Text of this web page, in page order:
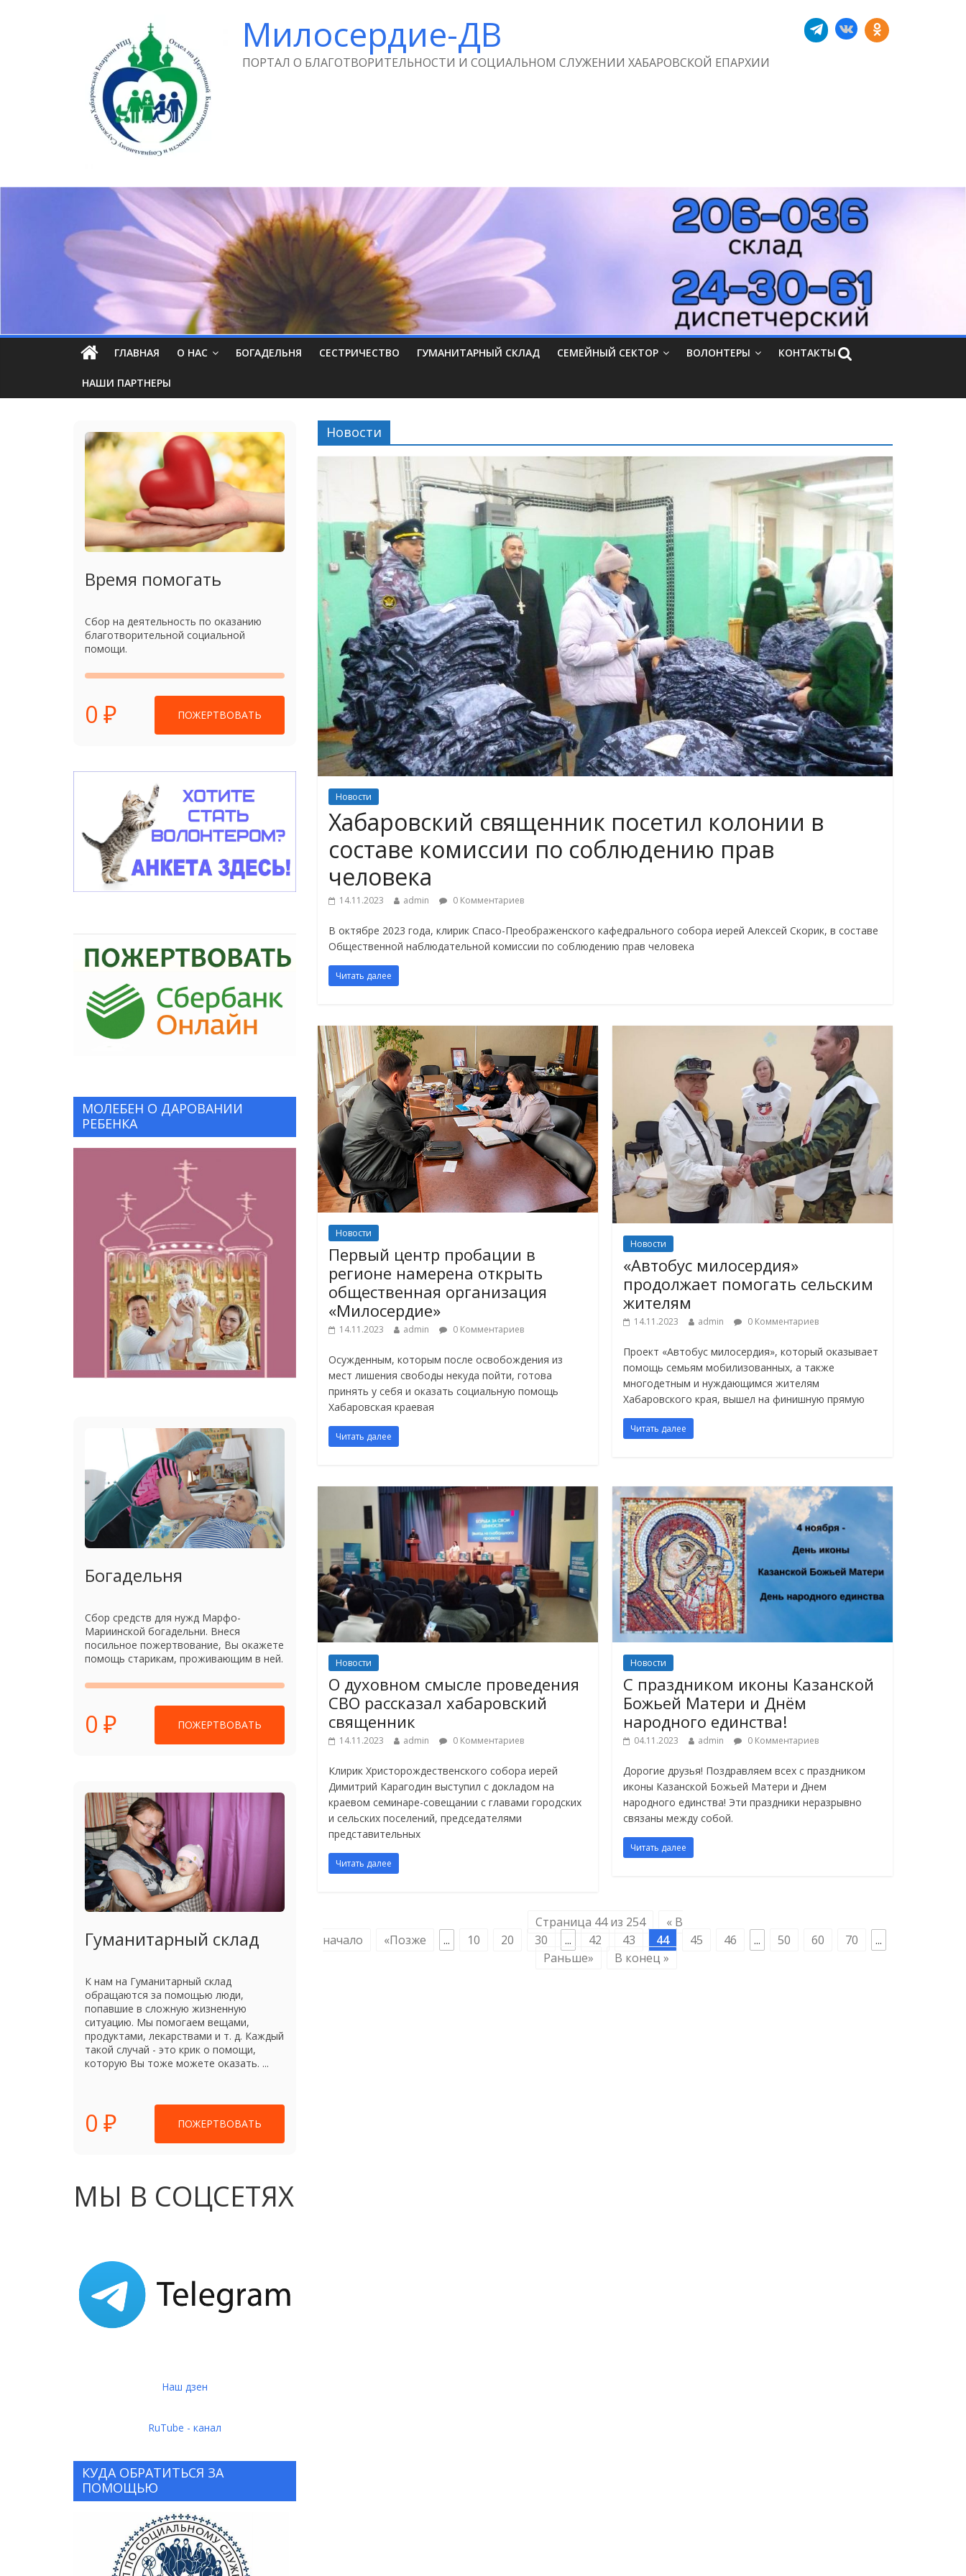
Милосердие-ДВ
ПОРТАЛ О БЛАГОТВОРИТЕЛЬНОСТИ И СОЦИАЛЬНОМ СЛУЖЕНИИ ХАБАРОВСКОЙ ЕПАРХИИ
ГЛАВНАЯ О НАС БОГАДЕЛЬНЯ СЕСТРИЧЕСТВО ГУМАНИТАРНЫЙ СКЛАД СЕМЕЙНЫЙ СЕКТОР ВОЛОНТЕРЫ КОНТАКТЫ
НАШИ ПАРТНЕРЫ
Новости
Новости
Хабаровский священник посетил колонии в
составе комиссии по соблюдению прав
человека
14.11.2023 admin 0 Комментариев
В октябре 2023 года, клирик Спасо-Преображенского кафедрального собора иерей Алексей Скорик, в составе
Общественной наблюдательной комиссии по соблюдению прав человека
Читать далее
Новости
Первый центр пробации в
регионе намерена открыть
общественная организация
«Милосердие»
14.11.2023 admin 0 Комментариев
Осужденным, которым после освобождения из
мест лишения свободы некуда пойти, готова
принять у себя и оказать социальную помощь
Хабаровская краевая
Читать далее
Новости
«Автобус милосердия»
продолжает помогать сельским
жителям
14.11.2023 admin 0 Комментариев
Проект «Автобус милосердия», который оказывает
помощь семьям мобилизованных, а также
многодетным и нуждающимся жителям
Хабаровского края, вышел на финишную прямую
Читать далее
Новости
О духовном смысле проведения
СВО рассказал хабаровский
священник
14.11.2023 admin 0 Комментариев
Клирик Христорождественского собора иерей
Димитрий Карагодин выступил с докладом на
краевом семинаре-совещании с главами городских
и сельских поселений, председателями
представительных
Читать далее
Новости
С праздником иконы Казанской
Божьей Матери и Днём
народного единства!
04.11.2023 admin 0 Комментариев
Дорогие друзья! Поздравляем всех с праздником
иконы Казанской Божьей Матери и Днем
народного единства! Эти праздники неразрывно
связаны между собой.
Читать далее
Страница 44 из 254
« В
начало
«Позже ... 10 20 30 ... 42 43 44 45 46 ... 50 60 70
...
Раньше»
В конец »
Время помогать
Сбор на деятельность по оказанию
благотворительной социальной
помощи.
0 ₽ ПОЖЕРТВОВАТЬ
МОЛЕБЕН О ДАРОВАНИИ
РЕБЕНКА
Богадельня
Сбор средств для нужд Марфо-
Мариинской богадельни. Внеся
посильное пожертвование, Вы окажете
помощь старикам, проживающим в ней.
0 ₽ ПОЖЕРТВОВАТЬ
Гуманитарный склад
К нам на Гуманитарный склад
обращаются за помощью люди,
попавшие в сложную жизненную
ситуацию. Мы помогаем вещами,
продуктами, лекарствами и т. д. Каждый
такой случай - это крик о помощи,
которую Вы тоже можете оказать. ...
0 ₽ ПОЖЕРТВОВАТЬ
МЫ В СОЦСЕТЯХ
Наш дзен
RuTube - канал
КУДА ОБРАТИТЬСЯ ЗА
ПОМОЩЬЮ